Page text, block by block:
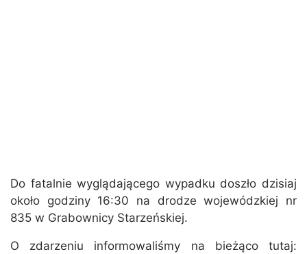
Do fatalnie wyglądającego wypadku doszło dzisiaj
około godziny 16:30 na drodze wojewódzkiej nr
835 w Grabownicy Starzeńskiej.
O zdarzeniu informowaliśmy na bieżąco tutaj: